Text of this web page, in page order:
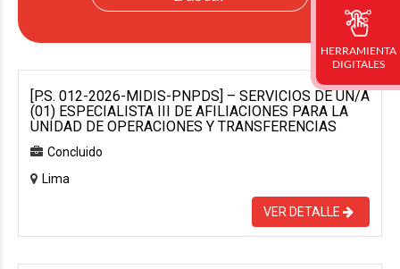
[P.S. 012-2026-MIDIS-PNPDS] – SERVICIOS DE UN/A
(01) ESPECIALISTA III DE AFILIACIONES PARA LA
UNIDAD DE OPERACIONES Y TRANSFERENCIAS
Concluido
Lima
VER DETALLE
HERRAMIENTA
DIGITALES